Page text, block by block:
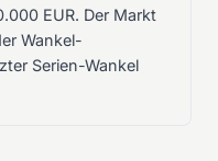
EUR. Der Markt
Wankel-
Serien-Wankel